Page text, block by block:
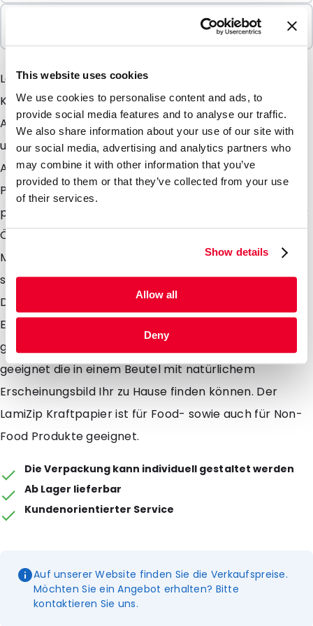
This website uses cookies
We use cookies to personalise content and ads, to
provide social media features and to analyse our traffic.
We also share information about your use of our site with
our social media, advertising and analytics partners who
may combine it with other information that you’ve
provided to them or that they’ve collected from your use
of their services.
Show details
Allow all
Deny
LamiZip Kraftpapier Weiß mit Fenster Dieser LamiZip
Kraftpapier Beutel ist mit seiner natürlichen
Ausstrahlung und seinem Fenster einzigartig in
unserem Sortiment. Durch seine hochwertige
Ausstrahlung und Dank des Fenster können Sie Ihr
Produkt optimal in diesem Stehbodenbeutel
präsentieren. Da er mit einem Druckverschluss an der
Öffnung versehen ist er wiederverschliessbar.
Möchten Sie den Beutel endgültig nach der Befüllung
schließen, so können Sie Ihn über dem
Druckverschluss verschweißen. Durch die
Eigenschaften und des Designs des Beutel ist er sehr
gut für Samen, Früchte oder andere Produkte
geeignet die in einem Beutel mit natürlichem
Erscheinungsbild Ihr zu Hause finden können. Der
LamiZip Kraftpapier ist für Food- sowie auch für Non-
Food Produkte geeignet.
Die Verpackung kann individuell gestaltet werden
Ab Lager lieferbar
Kundenorientierter Service
Auf unserer Website finden Sie die Verkaufspreise.
Möchten Sie ein Angebot erhalten? Bitte
kontaktieren Sie uns.